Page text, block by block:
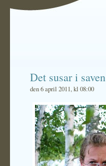
Det susar i saven
den 6 april 2011, kl 08:00